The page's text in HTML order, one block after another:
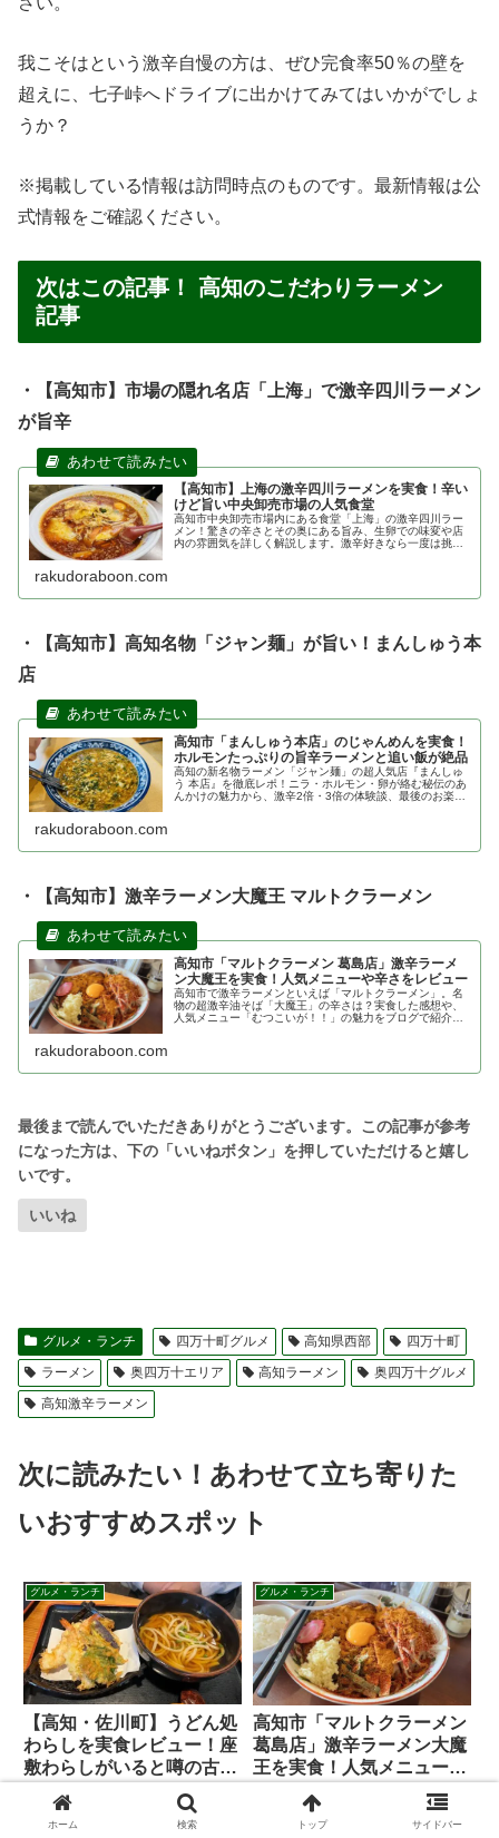
我こそはという激辛自慢の方は、ぜひ完食率50％の壁を
超えに、七子峠へドライブに出かけてみてはいかがでしょ
うか？
※掲載している情報は訪問時点のものです。最新情報は公
式情報をご確認ください。
次はこの記事！ 高知のこだわりラーメン
記事
・【高知市】市場の隠れ名店「上海」で激辛四川ラーメン
が旨辛
【高知市】上海の激辛四川ラーメンを実食！辛い
けど旨い中央卸売市場の人気食堂
高知市中央卸売市場内にある食堂「上海」の激辛四川ラー
メン！驚きの辛さとその奥にある旨み、生卵での味変や店
内の雰囲気を詳しく解説します。激辛好きなら一度は挑戦
rakudoraboon.com
・【高知市】高知名物「ジャン麺」が旨い！まんしゅう本
店
高知市「まんしゅう本店」のじゃんめんを実食！
ホルモンたっぷりの旨辛ラーメンと追い飯が絶品
高知の新名物ラーメン「ジャン麺」の超人気店『まんしゅ
う 本店』を徹底レポ！ニラ・ホルモン・卵が絡む秘伝のあ
んかけの魅力から、激辛2倍・3倍の体験談、最後のお楽し
rakudoraboon.com
・【高知市】激辛ラーメン大魔王 マルトクラーメン
高知市「マルトクラーメン 葛島店」激辛ラーメ
ン大魔王を実食！人気メニューや辛さをレビュー
高知市で激辛ラーメンといえば「マルトクラーメン」。名
物の超激辛油そば「大魔王」の辛さは？実食した感想や、
人気メニュー「むつこいが！！」の魅力をブログで紹介。
rakudoraboon.com
いいね
グルメ・ランチ 四万十町グルメ 高知県西部
四万十町
ラーメン
奥四万十エリア 高知ラーメン
奥四万十グルメ
高知激辛ラーメン
次に読みたい！あわせて立ち寄りた
いおすすめスポット
グルメ・ランチ
【高知・佐川町】うどん処
わらしを実食レビュー！座
敷わらしがいると噂の古民
家で味わう絶品「他人うど
ん」
高知県佐川町にある古民家「うど
ん処 わらし」を徹底レポート！
座敷わらしが出ると噂の店内で、
グルメ・ランチ
高知市「マルトクラーメン
葛島店」激辛ラーメン大魔
王を実食！人気メニューや
高知市で激辛ラーメンといえば
「マルトクラーメン」。名物の超
激辛油そば「大魔王」の辛さは？
ホーム 検索 トップ サイドバー